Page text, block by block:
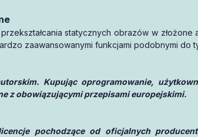
statycznych obrazów w
zaawansowanymi funkcjami podobnymi
Kupując oprogramowanie,
z obowiązującymi przepisami europejskimi.
pochodzące od oficjalnych